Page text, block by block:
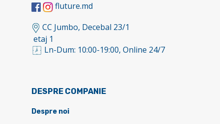
fluture.md
CC Jumbo, Decebal 23/1
etaj 1
Ln-Dum: 10:00-19:00, Online 24/7
DESPRE COMPANIE
Despre noi